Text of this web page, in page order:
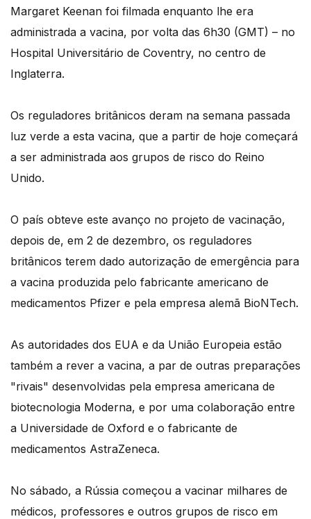
Margaret Keenan foi filmada enquanto lhe era
administrada a vacina, por volta das 6h30 (GMT) – no
Hospital Universitário de Coventry, no centro de
Inglaterra.
Os reguladores britânicos deram na semana passada
luz verde a esta vacina, que a partir de hoje começará
a ser administrada aos grupos de risco do Reino
Unido.
O país obteve este avanço no projeto de vacinação,
depois de, em 2 de dezembro, os reguladores
britânicos terem dado autorização de emergência para
a vacina produzida pelo fabricante americano de
medicamentos Pfizer e pela empresa alemã BioNTech.
As autoridades dos EUA e da União Europeia estão
também a rever a vacina, a par de outras preparações
"rivais" desenvolvidas pela empresa americana de
biotecnologia Moderna, e por uma colaboração entre
a Universidade de Oxford e o fabricante de
medicamentos AstraZeneca.
No sábado, a Rússia começou a vacinar milhares de
médicos, professores e outros grupos de risco em